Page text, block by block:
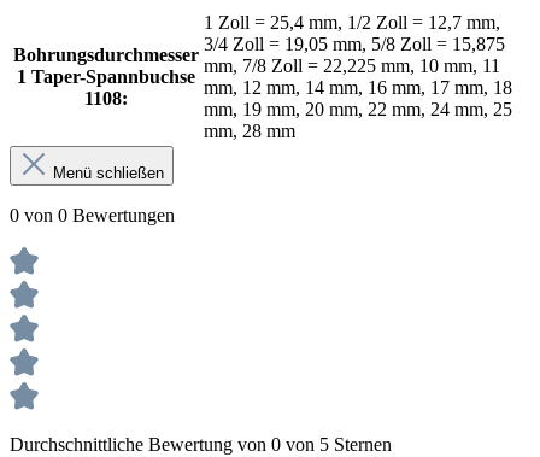
Bohrungsdurchmesser
1 Taper-Spannbuchse
1108:
1 Zoll = 25,4 mm, 1/2 Zoll = 12,7 mm,
3/4 Zoll = 19,05 mm, 5/8 Zoll = 15,875
mm, 7/8 Zoll = 22,225 mm, 10 mm, 11
mm, 12 mm, 14 mm, 16 mm, 17 mm, 18
mm, 19 mm, 20 mm, 22 mm, 24 mm, 25
mm, 28 mm
Menü schließen
0 von 0 Bewertungen
Durchschnittliche Bewertung von 0 von 5 Sternen